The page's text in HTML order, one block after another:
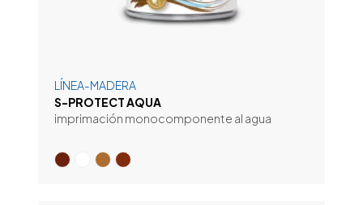
LÍNEA-MADERA
S-PROTECT AQUA
imprimación monocomponente al agua